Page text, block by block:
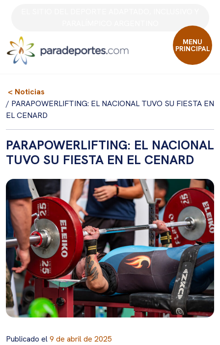
MENU
PRINCIPAL
< Noticias
/ PARAPOWERLIFTING: EL NACIONAL TUVO SU FIESTA EN
EL CENARD
PARAPOWERLIFTING: EL NACIONAL
TUVO SU FIESTA EN EL CENARD
Publicado el9 de abril de 2025